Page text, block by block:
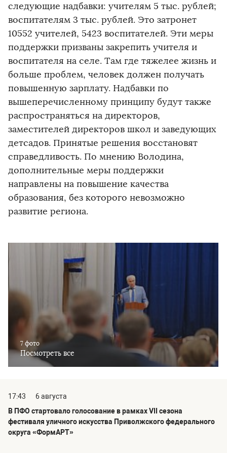
следующие надбавки: учителям 5 тыс. рублей;
воспитателям 3 тыс. рублей. Это затронет
10552 учителей, 5423 воспитателей. Эти меры
поддержки призваны закрепить учителя и
воспитателя на селе. Там где тяжелее жизнь и
больше проблем, человек должен получать
повышенную зарплату. Надбавки по
вышеперечисленному принципу будут также
распространяться на директоров,
заместителей директоров школ и заведующих
детсадов. Принятые решения восстановят
справедливость. По мнению Володина,
дополнительные меры поддержки
направлены на повышение качества
образования, без которого невозможно
развитие региона.
7 фото
Посмотреть все
17:43
6 августа
В ПФО стартовало голосование в рамках VII сезона
фестиваля уличного искусства Приволжского федерального
округа «ФормАРТ»